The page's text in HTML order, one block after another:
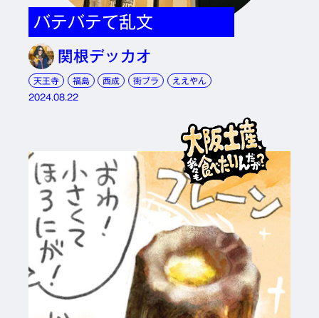
バテバテて乱文
関根デッカオ
天王寺 福島 西成 街ブラ
ええやん
2024.08.22